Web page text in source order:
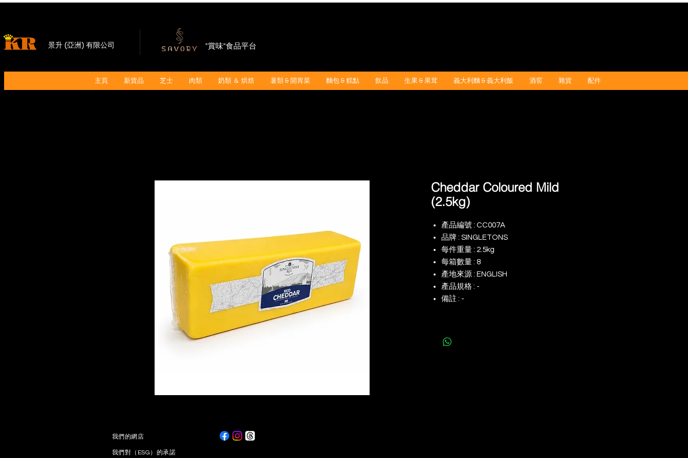
景升 (亞洲) 有限公司 "賞味"食品平台
主頁 新貨品 芝士 肉類 奶類 ＆ 烘焙 薯類 & 開胃菜 麵包 & 糕點 飲品 生果 & 果茸 義大利麵 & 義大利飯 酒窖 雜貨 配件
Cheddar Coloured Mild
(2.5kg)
產品編號 : CC007A
品牌 : SINGLETONS
每件重量 : 2.5kg
每箱數量 : 8
產地來源 : ENGLISH
產品規格 : -
備註 : -
​我們的網店
我們對（ESG）的承諾